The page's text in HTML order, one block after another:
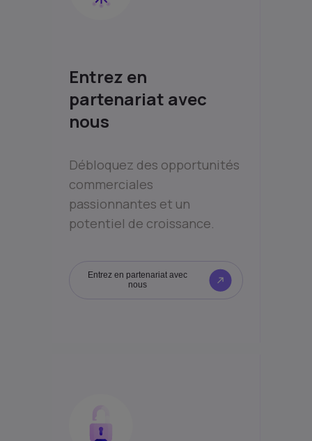
Entrez en
partenariat avec
nous
Débloquez des opportunités
commerciales
passionnantes et un
potentiel de croissance.
Entrez en partenariat avec
nous